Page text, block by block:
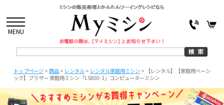
MENU
トップページ> 商品> レンタル> レンタル家庭用ミシン>
【レンタル】【家庭用ベーシ
ック】ブラザー 家庭用ミシン「LS800-1」コンピューターミシン